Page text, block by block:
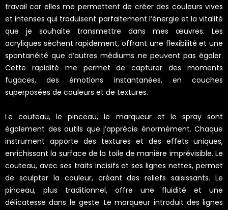
travail car elles me permettent de créer des couleurs vives
et intenses qui traduisent parfaitement l’énergie et la vitalité
que je souhaite transmettre dans mes œuvres. Les
acryliques sèchent rapidement, offrant une flexibilité et une
spontanéité que d’autres médiums ne peuvent pas égaler.
Cette rapidité me permet de capturer des moments
fugaces, des émotions instantanées, en couches
superposées de couleurs et de textures.
Le couteau, le pinceau, le marqueur et le spray sont
également des outils que j’apprécie énormément. Chaque
instrument apporte des textures et des effets uniques,
enrichissant la surface de la toile de manière imprévisible. Le
couteau, avec ses traits incisifs et ses lignes nettes, permet
de sculpter la couleur, créant des reliefs saisissants. Le
pinceau, plus traditionnel, offre une fluidité et une
délicatesse dans le geste. Le marqueur introduit des lignes